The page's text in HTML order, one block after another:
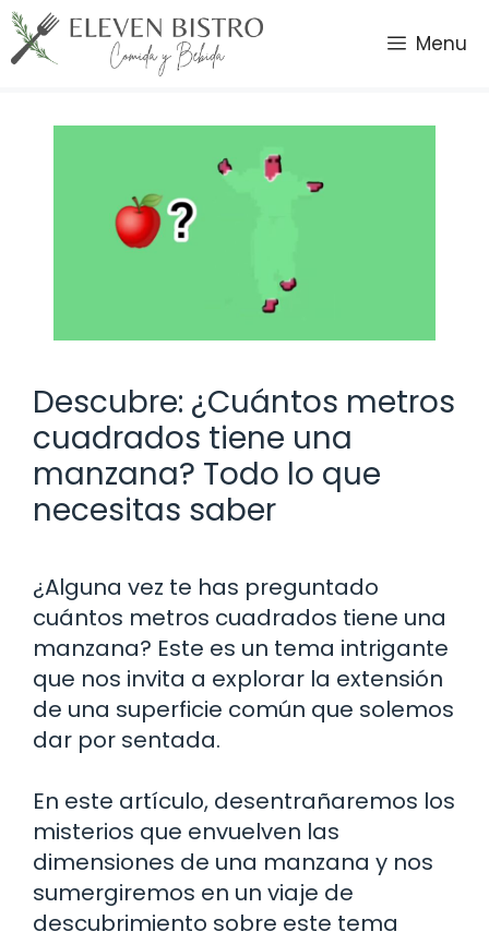
Saltar
al
contenido
Menu
Descubre: ¿Cuántos metros
cuadrados tiene una
manzana? Todo lo que
necesitas saber
¿Alguna vez te has preguntado
cuántos metros cuadrados tiene una
manzana? Este es un tema intrigante
que nos invita a explorar la extensión
de una superficie común que solemos
dar por sentada.
En este artículo, desentrañaremos los
misterios que envuelven las
dimensiones de una manzana y nos
sumergiremos en un viaje de
descubrimiento sobre este tema